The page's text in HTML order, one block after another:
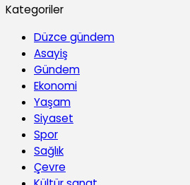
Kategoriler
Düzce gündem
Asayiş
Gündem
Ekonomi
Yaşam
Siyaset
Spor
Sağlık
Çevre